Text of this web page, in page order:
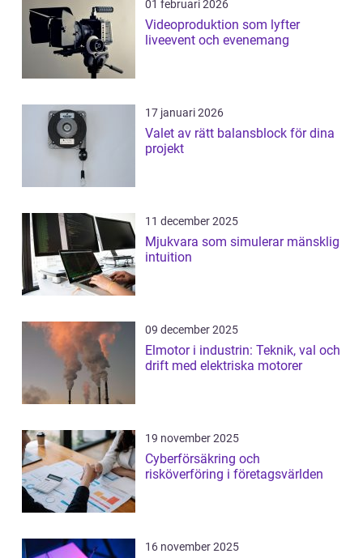
01 februari 2026
Videoproduktion som lyfter
liveevent och evenemang
17 januari 2026
Valet av rätt balansblock för dina
projekt
11 december 2025
Mjukvara som simulerar mänsklig
intuition
09 december 2025
Elmotor i industrin: Teknik, val och
drift med elektriska motorer
19 november 2025
Cyberförsäkring och
risköverföring i företagsvärlden
16 november 2025